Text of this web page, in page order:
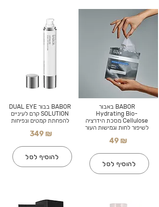
BABOR בבור DUAL EYE
SOLUTION קרם לעיניים
להפחתת קמטים ונפיחות
349 ₪
להוסיף לסל
BABOR באבור
Hydrating Bio-
Cellulose מסכת הידרציה
לשיפור לחות וגמישות העור
49 ₪
להוסיף לסל